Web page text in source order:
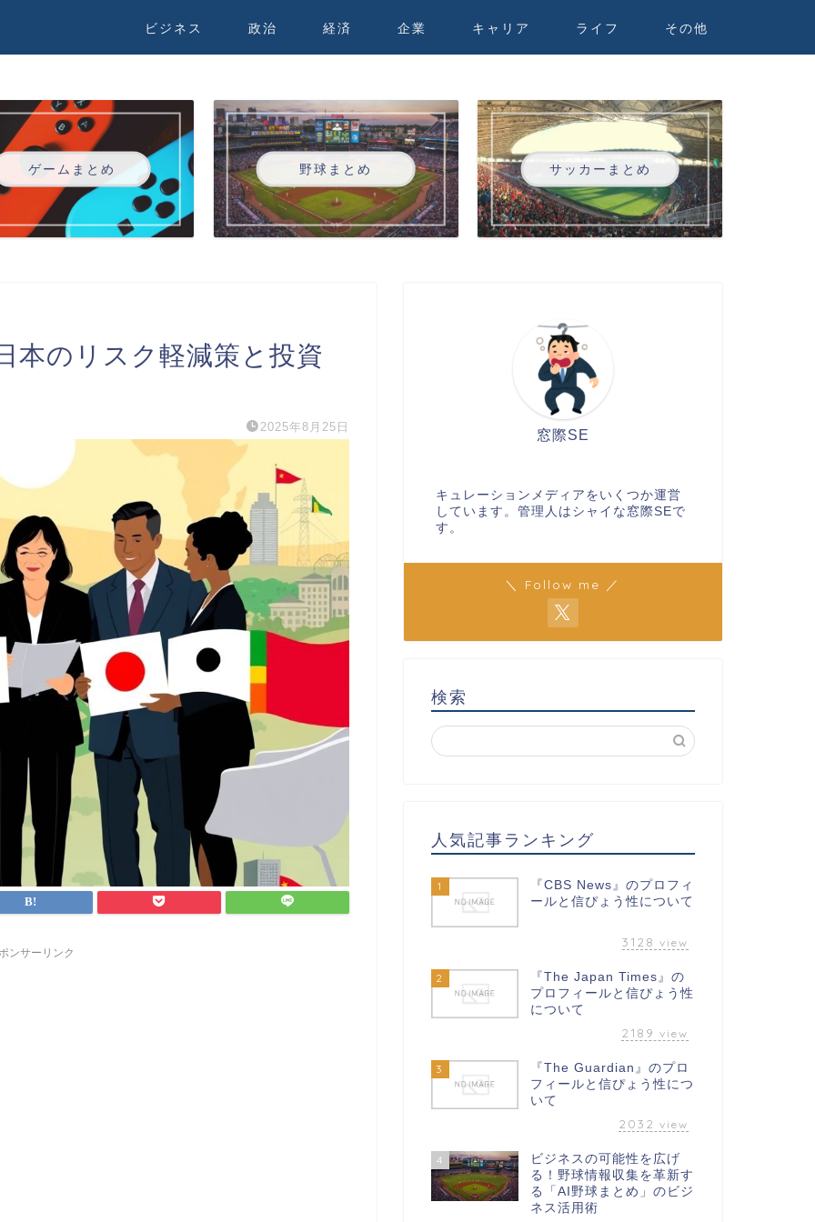
ビジネス 政治 経済 企業 キャリア ライフ その他
ゲームまとめ 野球まとめ サッカーまとめ
本のリスク軽減策と投資
2025年8月25日
ンサーリンク
窓際SE
キュレーションメディアをいくつか運営
しています。管理人はシャイな窓際SEで
す。
＼ Follow me ／
検索
人気記事ランキング
1
『CBS News』のプロフィ
ールと信ぴょう性について
3128 view
2
『The Japan Times』の
プロフィールと信ぴょう性
について
2189 view
3
『The Guardian』のプロ
フィールと信ぴょう性につ
いて
2032 view
4
ビジネスの可能性を広げ
る！野球情報収集を革新す
る「AI野球まとめ」のビジ
ネス活用術